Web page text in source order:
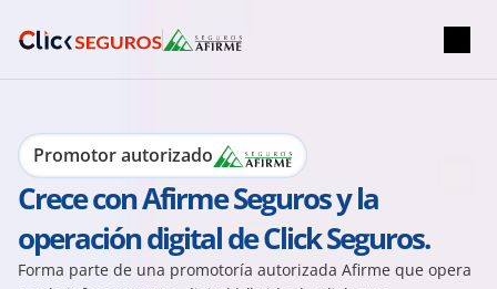
Promotor autorizado
Crece con Afirme Seguros y la
operación digital de Click Seguros.
Forma parte de una promotoría autorizada Afirme que opera